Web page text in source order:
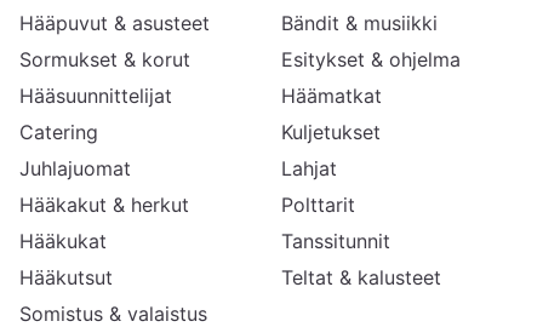
Hääpuvut & asusteet
Sormukset & korut
Hääsuunnittelijat
Catering
Juhlajuomat
Hääkakut & herkut
Hääkukat
Hääkutsut
Somistus & valaistus
Bändit & musiikki
Esitykset & ohjelma
Häämatkat
Kuljetukset
Lahjat
Polttarit
Tanssitunnit
Teltat & kalusteet